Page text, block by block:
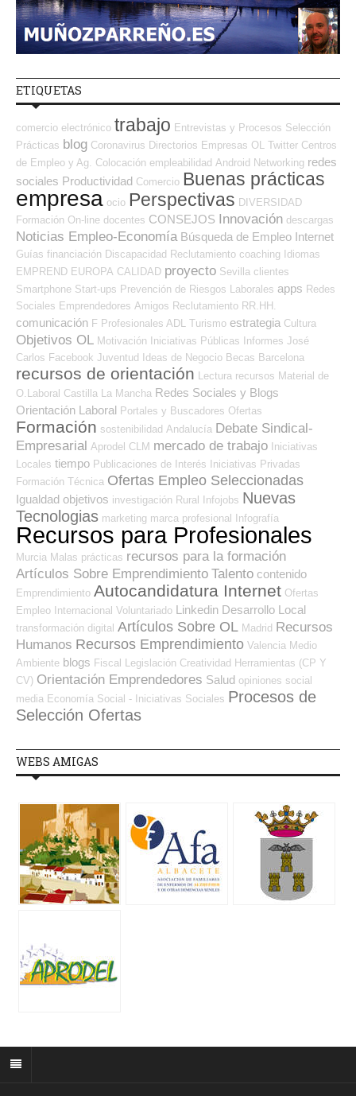
ETIQUETAS
comercio electrónico trabajo Entrevistas y Procesos Selección
Prácticas blog Coronavirus Directorios Empresas OL Twitter Centros
de Empleo y Ag. Colocación empleabilidad Android Networking redes
sociales Productividad Comercio Buenas prácticas
empresa ocio Perspectivas DIVERSIDAD
Formación On-line docentes CONSEJOS Innovación descargas
Noticias Empleo-Economía Búsqueda de Empleo Internet
Guías financiación Discapacidad Reclutamiento coaching
Idiomas
EMPREND EUROPA CALIDAD proyecto Sevilla clientes
Smartphone Start-ups Prevención de Riesgos Laborales apps Redes
Sociales Emprendedores Amigos Reclutamiento RR.HH.
comunicación F Profesionales ADL Turismo estrategia Cultura
Objetivos OL Motivación Iniciativas Públicas Informes José
Carlos Facebook Juventud Ideas de Negocio Becas Barcelona
recursos de orientación Lectura recursos Material de
O.Laboral Castilla La Mancha Redes Sociales y Blogs
Orientación Laboral Portales y Buscadores Ofertas
Formación sostenibilidad Andalucía Debate Sindical-
Empresarial Aprodel CLM mercado de trabajo Iniciativas
Locales tiempo Publicaciones de Interés
Iniciativas Privadas
Formación Técnica Ofertas Empleo Seleccionadas
Igualdad objetivos investigación Rural Infojobs Nuevas
Tecnologias marketing marca profesional Infografía
Recursos para Profesionales
Murcia Malas prácticas recursos para la formación
Artículos Sobre Emprendimiento Talento contenido
Emprendimiento Autocandidatura Internet Ofertas
Empleo Internacional Voluntariado Linkedin Desarrollo Local
transformación digital Artículos Sobre OL Madrid Recursos
Humanos Recursos Emprendimiento Valencia Medio
Ambiente blogs Fiscal Legislación Creatividad Herramientas (CP Y
CV) Orientación Emprendedores Salud opiniones social
media Economía Social - Iniciativas Sociales Procesos de
Selección Ofertas
WEBS AMIGAS